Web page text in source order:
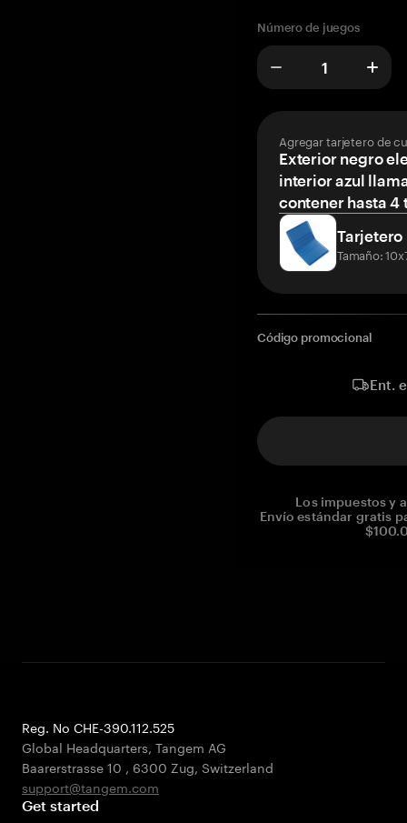
Número de juegos
Agregar tarjetero de
Exterior negro
interior azul
contener hasta 4
Tarjetero
Tamaño:
Código promocional
Ent.
Los impuestos y
Envío estándar gratis
Reg. No CHE-390.112.525
Global Headquarters, Tangem AG
Baarerstrasse 10 , 6300 Zug, Switzerland
support@tangem.com
Get started